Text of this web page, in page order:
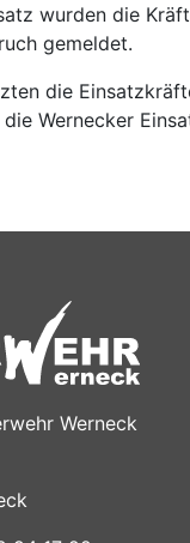
wurden die
gemeldet.
die
Wernecker
Werneck